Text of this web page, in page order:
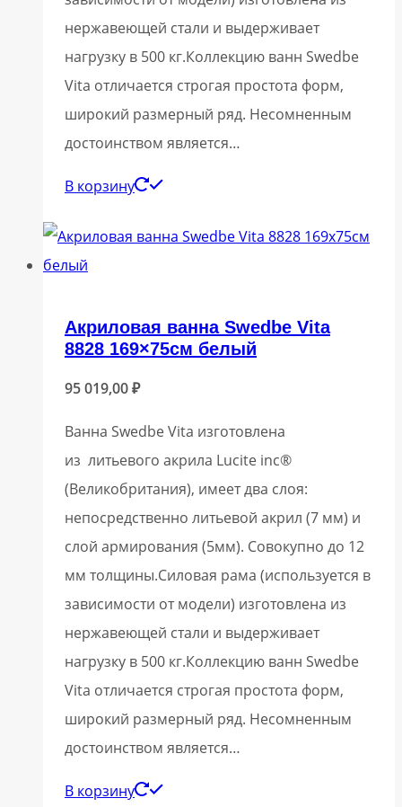
нержавеющей стали и выдерживает
нагрузку в 500 кг.Коллекцию ванн Swedbe
Vita отличается строгая простота форм,
широкий размерный ряд. Несомненным
достоинством является…
В корзину
Акриловая ванна Swedbe Vita
8828 169×75см белый
95 019,00₽
Ванна Swedbe Vita изготовлена
из литьевого акрила Lucite inc®
(Великобритания), имеет два слоя:
непосредственно литьевой акрил (7 мм) и
слой армирования (5мм). Совокупно до 12
мм толщины.Силовая рама (используется в
зависимости от модели) изготовлена из
нержавеющей стали и выдерживает
нагрузку в 500 кг.Коллекцию ванн Swedbe
Vita отличается строгая простота форм,
широкий размерный ряд. Несомненным
достоинством является…
В корзину